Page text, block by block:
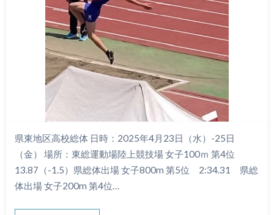
県東地区高校総体 日時：2025年4月23日（水）-25日
（金） 場所：東総運動場陸上競技場 女子100ｍ 第4位
13.87（-1.5）県総体出場 女子800m 第5位 2:34.31 県総
体出場 女子200m 第4位…